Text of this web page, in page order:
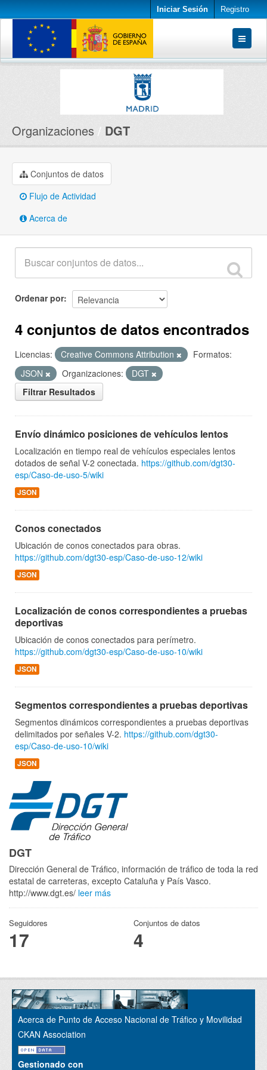
Iniciar Sesión Registro
Conjuntos de datos
Organizaciones DGT
Conjuntos de datos
Flujo de Actividad
Acerca de
Ordenar por
4 conjuntos de datos encontrados
Licencias: Creative Commons Attribution
Formatos:
JSON
Organizaciones:
DGT
Filtrar Resultados
Envío dinámico posiciones de vehículos lentos
Localización en tiempo real de vehículos especiales lentos
dotados de señal V-2 conectada. https://github.com/dgt30-
esp/Caso-de-uso-5/wiki
JSON
Conos conectados
Ubicación de conos conectados para obras.
https://github.com/dgt30-esp/Caso-de-uso-12/wiki
JSON
Localización de conos correspondientes a pruebas
deportivas
Ubicación de conos conectados para perímetro.
https://github.com/dgt30-esp/Caso-de-uso-10/wiki
JSON
Segmentos correspondientes a pruebas deportivas
Segmentos dinámicos correspondientes a pruebas deportivas
delimitados por señales V-2. https://github.com/dgt30-
esp/Caso-de-uso-10/wiki
JSON
DGT
Dirección General de Tráfico, información de tráfico de toda la red
estatal de carreteras, excepto Cataluña y País Vasco.
http://www.dgt.es/ leer más
Seguidores
17
Conjuntos de datos
4
Acerca de Punto de Acceso Nacional de Tráfico y Movilidad
CKAN Association
Gestionado con